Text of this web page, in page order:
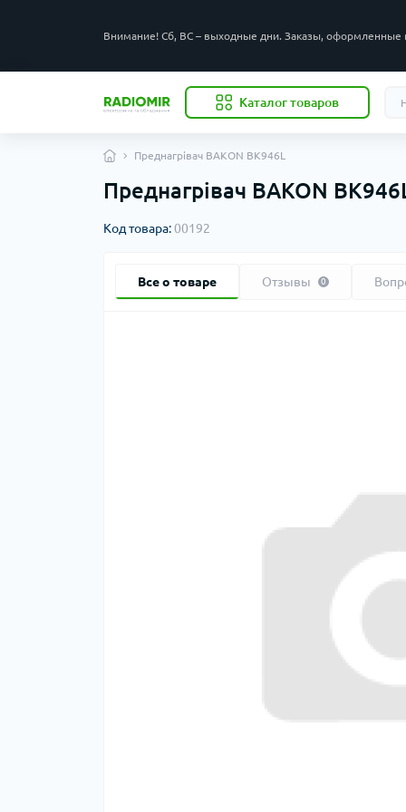
Внимание! Сб, ВС – выходные дни. Заказы, оформленные
Каталог товаров
Преднагрівач BAKON BK946L
Преднагрівач BAKON
Код товара:00192
Все о товаре Отзывы 0